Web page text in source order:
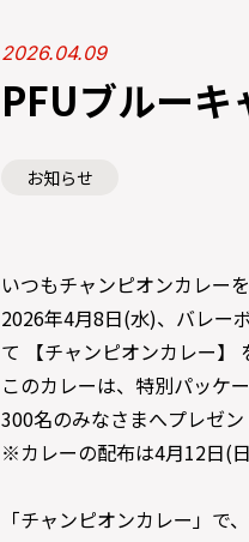
2026.04.09
PFUブルーキ
お知らせ
いつもチャンピオンカレー
2026年4月8日(水)、バレー
て 【チャンピオンカレー】
このカレーは、特別パッケ
300名のみなさまへプレゼン
※カレーの配布は4月12日(日
「チャンピオンカレー」で